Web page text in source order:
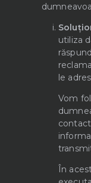
utiliza
le
Vom
În